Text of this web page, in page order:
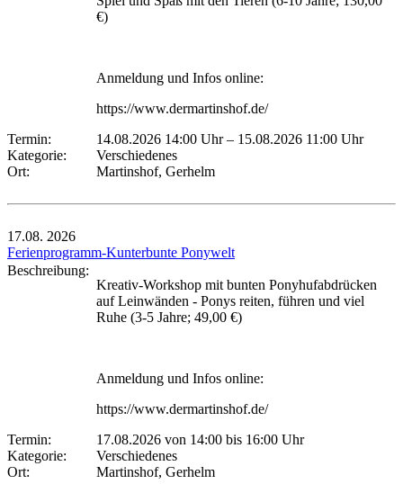
€)
Anmeldung und Infos online:
https://www.dermartinshof.de/
Termin:
14.08.2026 14:00 Uhr– 15.08.2026 11:00 Uhr
Kategorie:
Verschiedenes
Ort:
Martinshof, Gerhelm
17.08. 2026
Ferienprogramm-Kunterbunte Ponywelt
Beschreibung:
Kreativ-Workshop mit bunten Ponyhufabdrücken
auf Leinwänden - Ponys reiten, führen und viel
Ruhe (3-5 Jahre; 49,00 €)
Anmeldung und Infos online:
https://www.dermartinshof.de/
Termin:
17.08.2026 von 14:00 bis 16:00 Uhr
Kategorie:
Verschiedenes
Ort:
Martinshof, Gerhelm